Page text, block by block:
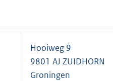
Hooiweg 9
9801 AJ ZUIDHORN
Groningen